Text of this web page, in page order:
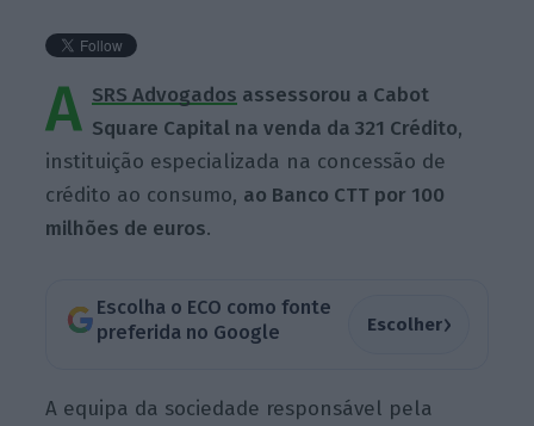
A SRS Advogados assessorou a Cabot
Square Capital na venda da 321 Crédito,
instituição especializada na concessão de
crédito ao consumo, ao Banco CTT por 100
milhões de euros.
Escolha o ECO como fonte
preferida no Google
Escolher›
A equipa da sociedade responsável pela